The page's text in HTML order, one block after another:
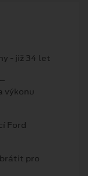
- již 34 let
výkonu
Ford
pro